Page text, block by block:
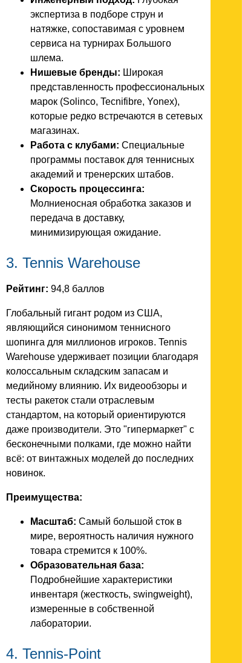
экспертиза в подборе струн и
натяжке, сопоставимая с уровнем
сервиса на турнирах Большого
шлема.
Нишевые бренды: Широкая
представленность профессиональных
марок (Solinco, Tecnifibre, Yonex),
которые редко встречаются в сетевых
магазинах.
Работа с клубами: Специальные
программы поставок для теннисных
академий и тренерских штабов.
Скорость процессинга:
Молниеносная обработка заказов и
передача в доставку,
минимизирующая ожидание.
3. Tennis Warehouse
Рейтинг: 94,8 баллов
Глобальный гигант родом из США,
являющийся синонимом теннисного
шопинга для миллионов игроков. Tennis
Warehouse удерживает позиции благодаря
колоссальным складским запасам и
медийному влиянию. Их видеообзоры и
тесты ракеток стали отраслевым
стандартом, на который ориентируются
даже производители. Это "гипермаркет" с
бесконечными полками, где можно найти
всё: от винтажных моделей до последних
новинок.
Преимущества:
Масштаб: Самый большой сток в
мире, вероятность наличия нужного
товара стремится к 100%.
Образовательная база:
Подробнейшие характеристики
инвентаря (жесткость, swingweight),
измеренные в собственной
лаборатории.
4. Tennis-Point